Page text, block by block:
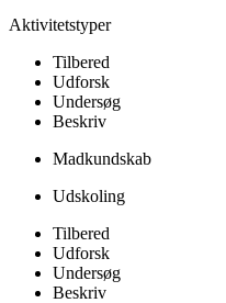
Aktivitetstyper
Tilbered
Udforsk
Undersøg
Beskriv
Madkundskab
Udskoling
Tilbered
Udforsk
Undersøg
Beskriv